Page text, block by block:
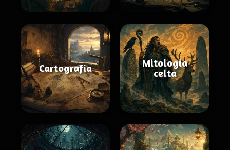
Cartografia
Mitologia
celta